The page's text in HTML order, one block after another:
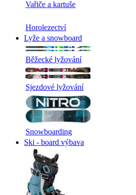
Vařiče a kartuše
Horolezectví
Lyže a snowboard
Běžecké lyžování
Sjezdové lyžování
Snowboarding
Ski - board výbava